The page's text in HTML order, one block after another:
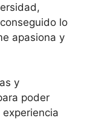
lo
apasiona y
y
poder